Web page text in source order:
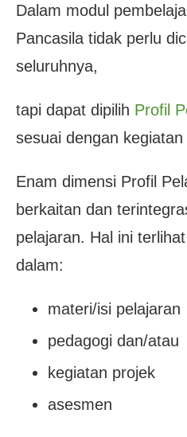
Dalam modul
Pancasila tidak perlu
seluruhnya,
tapi dapat dipilih Profil
sesuai dengan
Enam dimensi Profil
berkaitan dan
pelajaran. Hal ini
dalam:
materi/isi pelajaran
pedagogi dan/atau
kegiatan projek
asesmen